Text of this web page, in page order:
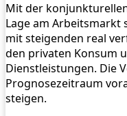
Mit der
Lage am Arbeitsmarkt
mit steigenden real
den privaten Konsum
Dienstleistungen. Die
Prognosezeitraum
steigen.